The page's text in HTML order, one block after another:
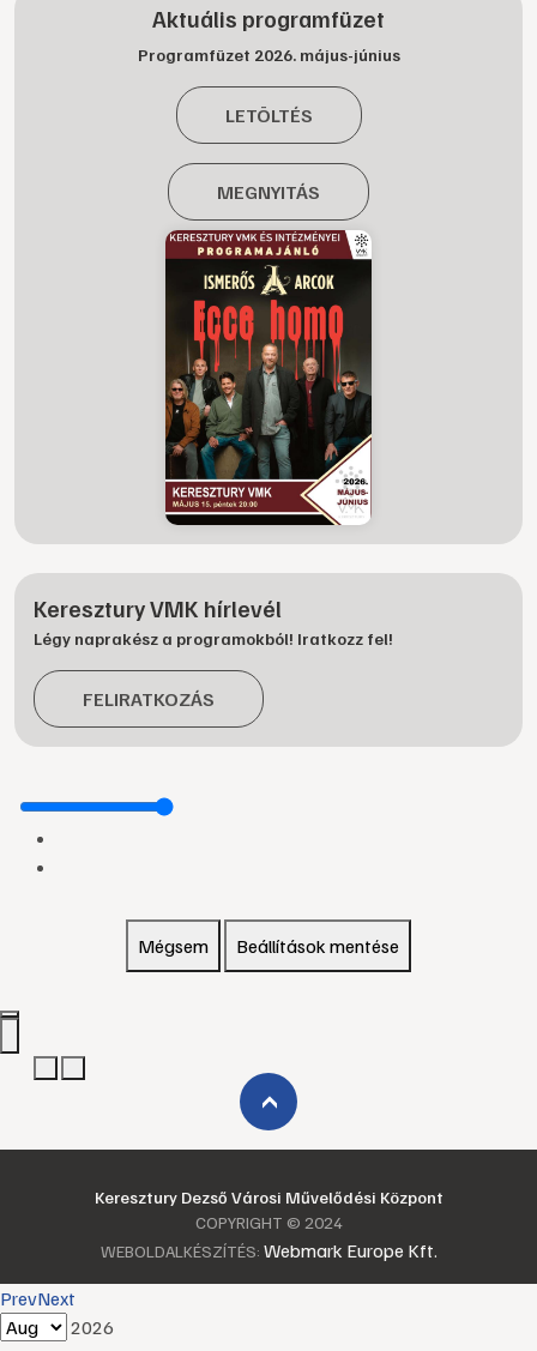
Aktuális programfüzet
Programfüzet 2026. május-június
LETÖLTÉS
MEGNYITÁS
Keresztury VMK hírlevél
Légy naprakész a programokból! Iratkozz fel!
FELIRATKOZÁS
Mégsem Beállítások mentése
›
Keresztury Dezső Városi Művelődési Központ
COPYRIGHT © 2024
WEBOLDALKÉSZÍTÉS: Webmark Europe Kft.
PrevNext
2026